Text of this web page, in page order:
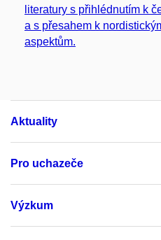
literatury s přihlédnutím k
a s přesahem k
aspektům.
Aktuality
Pro uchazeče
Výzkum